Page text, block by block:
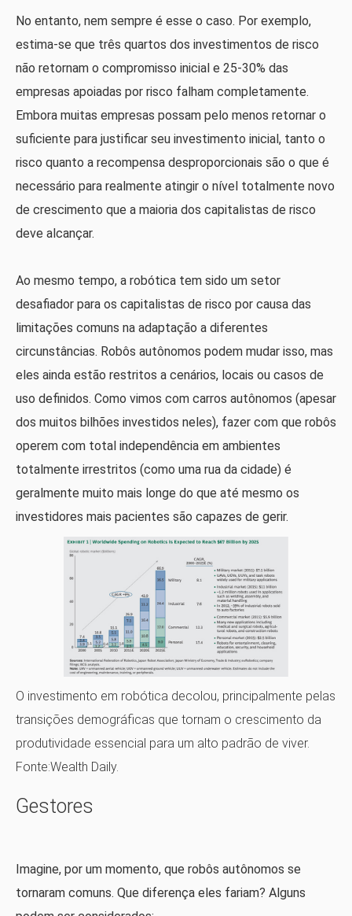
No entanto, nem sempre é esse o caso. Por exemplo,
estima-se que três quartos dos investimentos de risco
não retornam o compromisso inicial e 25-30% das
empresas apoiadas por risco falham completamente.
Embora muitas empresas possam pelo menos retornar o
suficiente para justificar seu investimento inicial, tanto o
risco quanto a recompensa desproporcionais são o que é
necessário para realmente atingir o nível totalmente novo
de crescimento que a maioria dos capitalistas de risco
deve alcançar.
Ao mesmo tempo, a robótica tem sido um setor
desafiador para os capitalistas de risco por causa das
limitações comuns na adaptação a diferentes
circunstâncias. Robôs autônomos podem mudar isso, mas
eles ainda estão restritos a cenários, locais ou casos de
uso definidos. Como vimos com carros autônomos (apesar
dos muitos bilhões investidos neles), fazer com que robôs
operem com total independência em ambientes
totalmente irrestritos (como uma rua da cidade) é
geralmente muito mais longe do que até mesmo os
investidores mais pacientes são capazes de gerir.
O investimento em robótica decolou, principalmente pelas
transições demográficas que tornam o crescimento da
produtividade essencial para um alto padrão de viver.
Fonte:Wealth Daily.
Gestores
Imagine, por um momento, que robôs autônomos se
tornaram comuns. Que diferença eles fariam? Alguns